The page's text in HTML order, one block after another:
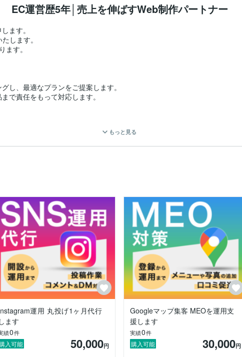
EC運営歴5年│売上を伸ばすWeb制作パートナー
ます。
します。
ます。
し、最適なプランをご提案します。
で責任をもって対応します。
グまで可能です。
添いながらサポートします。
営（5年）
（広告・SNS・SEO・LINE）、
5年間運営しています。
Amazonベストセラー1位を獲得。
を担当。
した。
ら見積・施工まで一貫して管理。
実現しました。
もっと見る
運用 丸投げ1ヶ月代行
します
績0件
入可能 50,000円
Googleマップ集客 MEOを運用支
援します
実績0件
購入可能 30,000円